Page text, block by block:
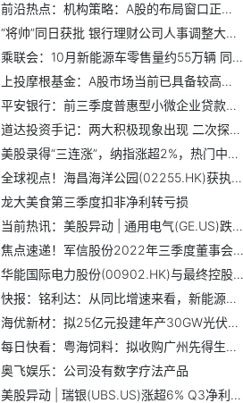
前沿热点：机构策略：A股的布局窗口正在开启 短期调整反而迎...
“将帅”同日获批 银行理财公司人事调整大幕开启
乘联会：10月新能源车零售量约55万辆 同比增长73.5%
上投摩根基金：A股市场当前已具备较高的投资性价比
平安银行：前三季度普惠型小微企业贷款发放额3303.47亿元
道达投资手记：两大积极现象出现 二次探底已成？
美股录得“三连涨”，纳指涨超2%，热门中概股涨幅居前
全球视点！海昌海洋公园(02255.HK)获执行董事曲程增持495万股
龙大美食第三季度扣非净利转亏损
当前热讯：美股异动 | 通用电气(GE.US)跌近3% Q3利润低于...
焦点速递！军信股份2022年三季度董事会经营评述
华能国际电力股份(00902.HK)与最终控股股东签订华能集团框架协议
快报：铭利达：从同比增速来看，新能源汽车和储能行业增速最快
海优新材：拟25亿元投建年产30GW光伏封装胶膜新材料项目
每日快看：粤海饲料：拟收购广州先得生物70%股权
奥飞娱乐：公司没有数字疗法产品
美股异动 | 瑞银(UBS.US)涨超6% Q3净利润17.3亿美元 超预期